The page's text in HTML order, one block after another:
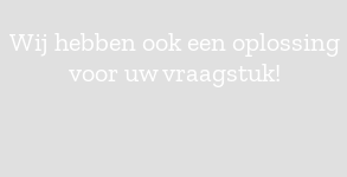
Wij hebben ook een oplossing
voor uw vraagstuk!